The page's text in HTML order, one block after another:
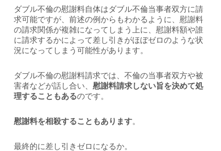
ダブル不倫の慰謝料自体はダブル不倫当事者双方に請
求可能ですが、前述の例からもわかるように、慰謝料
の請求関係が複雑になってしまう上に、慰謝料額や誰
に請求するかによって差し引きがほぼゼロのような状
況になってしまう可能性があります。
ダブル不倫の慰謝料請求では、不倫の当事者双方や被
害者などが話し合い、 慰謝料請求しない旨を決めて処
理することもあるのです。
慰謝料を相殺することもあります。
最終的に差し引きゼロになるか。